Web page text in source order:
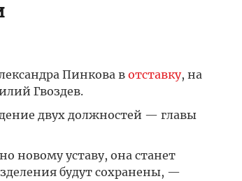
Пинкова вотставку, на
Гвоздев.
двух должностей — главы
новому уставу, она станет
будут сохранены, —